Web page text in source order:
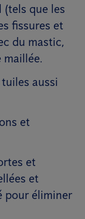
que les
fissures et
du mastic,
aussi
et
et
et
pour éliminer